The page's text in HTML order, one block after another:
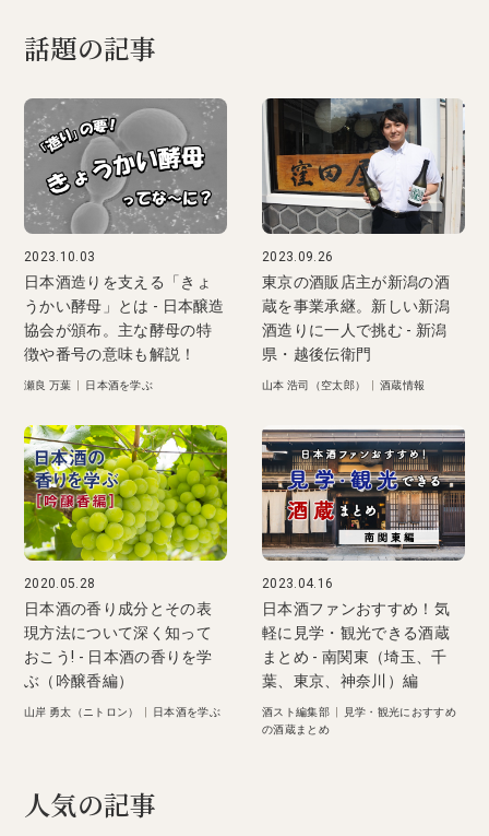
話題の記事
2023.10.03
日本酒造りを支える「きょ
うかい酵母」とは - 日本醸造
協会が頒布。主な酵母の特
徴や番号の意味も解説！
瀬良 万葉 日本酒を学ぶ
2023.09.26
東京の酒販店主が新潟の酒
蔵を事業承継。新しい新潟
酒造りに一人で挑む - 新潟
県・越後伝衛門
山本 浩司（空太郎） 酒蔵情報
2020.05.28
日本酒の香り成分とその表
現方法について深く知って
おこう! - 日本酒の香りを学
ぶ（吟醸香編）
山岸 勇太（ニトロン） 日本酒を学ぶ
2023.04.16
日本酒ファンおすすめ！気
軽に見学・観光できる酒蔵
まとめ - 南関東（埼玉、千
葉、東京、神奈川）編
酒スト編集部
見学・観光におすすめ
の酒蔵まとめ
人気の記事